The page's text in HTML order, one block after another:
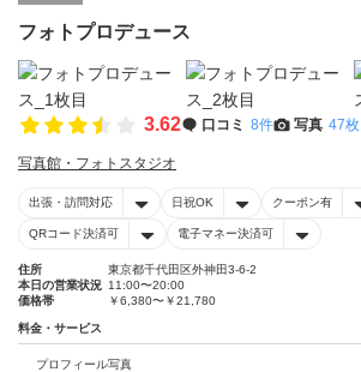
フォトプロデュース
3.62 口コミ 8件 写真 47枚
写真館・フォトスタジオ
出張・訪問対応 日祝OK クーポン有
QRコード決済可 電子マネー決済可
住所
東京都千代田区外神田3-6-2
本日の営業状況 11:00〜20:00
価格帯
￥6,380〜￥21,780
料金・サービス
プロフィール写真